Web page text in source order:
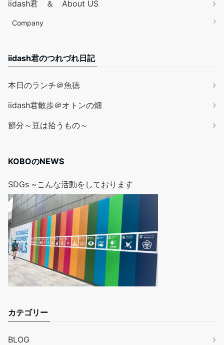
iidash君 ＆ About US
Company
iidash君のつれづれ日記
本日のランチ＠魚徳
iidash君散歩＠オトンの畑
節分～豆は拾うもの～
KOBOのNEWS
SDGs ~こんな活動をしております
カテゴリー
BLOG